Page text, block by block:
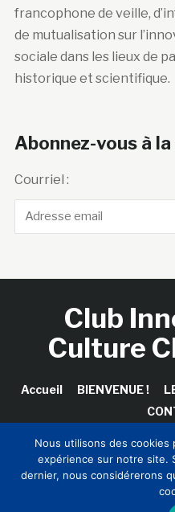
francophone de veille,
de mutualisation sur
sociale dans les lieux de
historique et scientifique.
Abonnez-vous à
Courriel :
Club
Culture
Accueil BIENVENUE !
Copyright © 2026 Club
Nous utilisons des cookies
expérience sur notre site.
dernier, nous considérerons